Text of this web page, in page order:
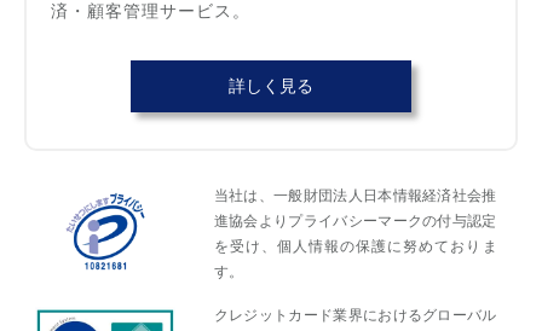
済・顧客管理サービス。
詳しく見る
当社は、一般財団法人日本情報経済社会推
進協会よりプライバシーマークの付与認定
を受け、個人情報の保護に努めておりま
す。
クレジットカード業界におけるグローバル